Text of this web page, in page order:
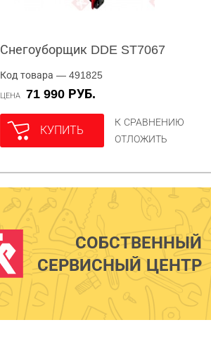
Снегоуборщик DDE ST7067
Код товара — 491825
ЦЕНА 71 990 РУБ.
КУПИТЬ
К СРАВНЕНИЮ
ОТЛОЖИТЬ
СОБСТВЕННЫЙ
СЕРВИСНЫЙ ЦЕНТР